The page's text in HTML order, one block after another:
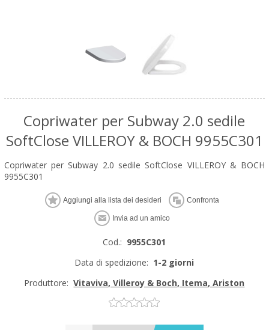
Copriwater per Subway 2.0 sedile
SoftClose VILLEROY & BOCH 9955C301
Copriwater per Subway 2.0 sedile SoftClose VILLEROY & BOCH
9955C301
Cod.: 9955C301
Data di spedizione: 1-2 giorni
Produttore: Vitaviva, Villeroy & Boch, Itema, Ariston